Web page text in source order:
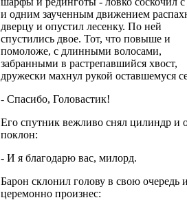
и одним заученным движением
дверцу и опустил лесенку. По ней
спустились двое. Тот, что повыше и
помоложе, с длинными волосами,
забранными в растрепавшийся хвост,
дружески махнул рукой оставшемуся
- Спасибо, Головастик!
Его спутник вежливо снял цилиндр и
поклон:
- И я благодарю вас, милорд.
Барон склонил голову в свою очередь
церемонно произнес: